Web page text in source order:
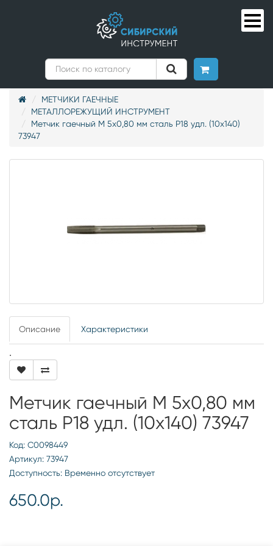
МЕТЧИКИ ГАЕЧНЫЕ
МЕТАЛЛОРЕЖУЩИЙ ИНСТРУМЕНТ
Метчик гаечный М 5х0,80 мм сталь Р18 удл. (10х140)
73947
Описание Характеристики
.
Метчик гаечный М 5х0,80 мм
сталь Р18 удл. (10х140) 73947
Код: С0098449
Артикул: 73947
Доступность: Временно отсутствует
650.0р.